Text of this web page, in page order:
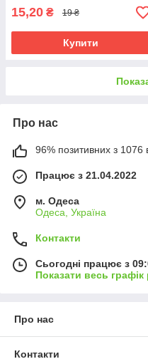
15,20 ₴ 19 ₴
Купити
Про нас
96% позитивних з 1076
Працює з 21.04.2022
м. Одеса
Одеса, Україна
Контакти
Сьогодні працює з
Показати весь графік
Про нас
Контакти